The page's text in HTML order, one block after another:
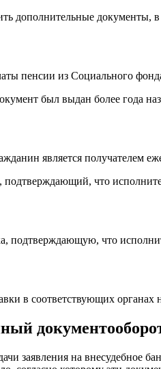
документы, в
пенсии из Социального
был выдан более года
является получателем
что
подтверждающую, что
в соответствующих
заявления на внесудебное